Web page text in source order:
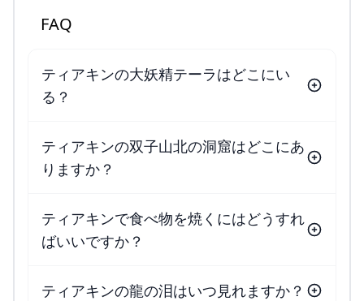
FAQ
ティアキンの大妖精テーラはどこにい
る？
ティアキンの双子山北の洞窟はどこにあ
りますか？
ティアキンで食べ物を焼くにはどうすれ
ばいいですか？
ティアキンの龍の泪はいつ見れますか？